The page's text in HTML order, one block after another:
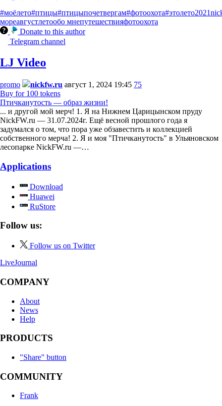
#моёлето#птицы#птицыпочетвергам#фотоохота#этолето2021
мореавгустлетообо мнепутешествияфотоохота
Donate to this author
Telegram channel
LJ Video
promo nickfw.ru август 1, 2024 19:45 75
Buy for 100 tokens
Птичканутость — образ жизни!
... и другой мой мерч! 1. Я на Нижнем Царицынском пруду
NickFW.ru — 31.07.2024г. Ещё весной прошлого года я
задумался о том, что пора уже обзавестить и коллекцией
собственного мерча! 2. Я и моя "Птичканутость" в Ульяновском
лесопарке NickFW.ru —…
Applications
Download
Huawei
RuStore
Follow us:
Follow us on Twitter
LiveJournal
COMPANY
About
News
Help
PRODUCTS
"Share" button
COMMUNITY
Frank